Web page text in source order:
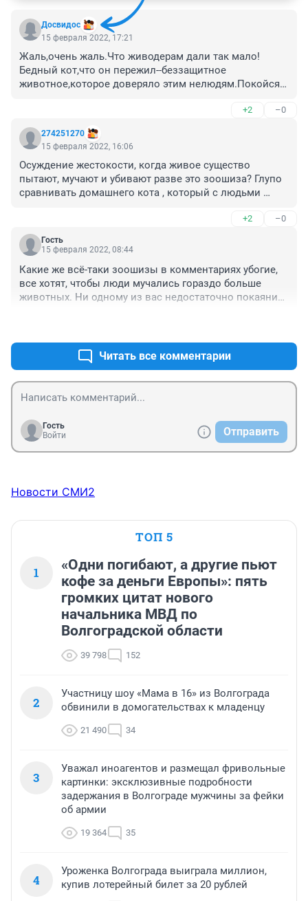
Досвидос
15 февраля 2022, 17:21
Жаль,очень жаль.Что живодерам дали так мало!
Бедный кот,что он пережил--беззащитное
животное,которое доверяло этим нелюдям.Покойся с
+2 –0
274251270
15 февраля 2022, 16:06
Осуждение жестокости, когда живое существо
пытают, мучают и убивают разве это зоошиза? Глупо
сравнивать домашнего кота , который с людьми
нападают.
+2 –0
Гость
15 февраля 2022, 08:44
Какие же всё-таки зоошизы в комментариях убогие,
все хотят, чтобы люди мучались гораздо больше
животных. Ни одному из вас недостаточно покаяния,
соседями, причем чаще всего женщинами и детьми.
Читать все комментарии
Гость
Войти
Отправить
Новости СМИ2
ТОП 5
1
«Одни погибают, а другие пьют
кофе за деньги Европы»: пять
громких цитат нового
начальника МВД по
Волгоградской области
39 798 152
2
Участницу шоу «Мама в 16» из Волгограда
обвинили в домогательствах к младенцу
21 490 34
3
Уважал иноагентов и размещал фривольные
картинки: эксклюзивные подробности
задержания в Волгограде мужчины за фейки
об армии
19 364 35
4
Уроженка Волгограда выиграла миллион,
купив лотерейный билет за 20 рублей